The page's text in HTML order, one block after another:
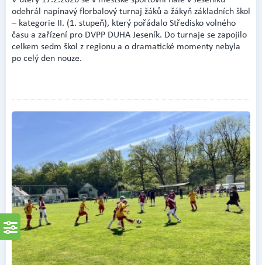
odehrál napínavý florbalový turnaj žáků a žákyň základních škol
– kategorie II. (1. stupeň), který pořádalo Středisko volného
času a zařízení pro DVPP DUHA Jeseník. Do turnaje se zapojilo
celkem sedm škol z regionu a o dramatické momenty nebyla
po celý den nouze.